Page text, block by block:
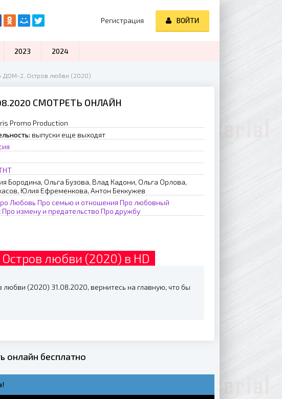
ДОМ-2. Остров любви (2020)
СМОТРЕТЬ ОНЛАЙН
Promo Production
выпуски еще выходят
Бородина, Ольга Бузова, Влад Кадони, Ольга Орлова,
Юлия Ефременкова, Антон Беккужев
Любовь Про семью и отношения Про любовный
Про измену и предательство Про дружбу
любви (2020) в HD
(2020) 31.08.2020, вернитесь на главную, что бы
онлайн бесплатно
Регистрация ВОЙТИ
2023 2024